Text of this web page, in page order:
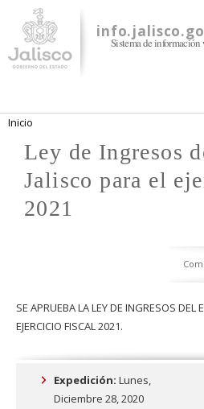
contenido
principal
Sistema de información
Se encuentra usted aquí
Inicio
Ley de Ingresos
Jalisco para el
2021
SE APRUEBA LA LEY DE INGRESOS DEL
EJERCICIO FISCAL 2021.
Expedición: Lunes,
Diciembre 28, 2020